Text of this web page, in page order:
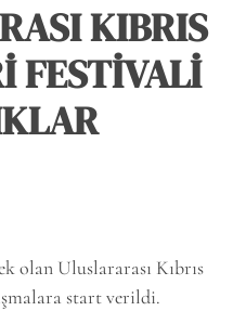
KIBRIS
FESTİVALİ
olan Uluslararası Kıbrıs
start verildi.